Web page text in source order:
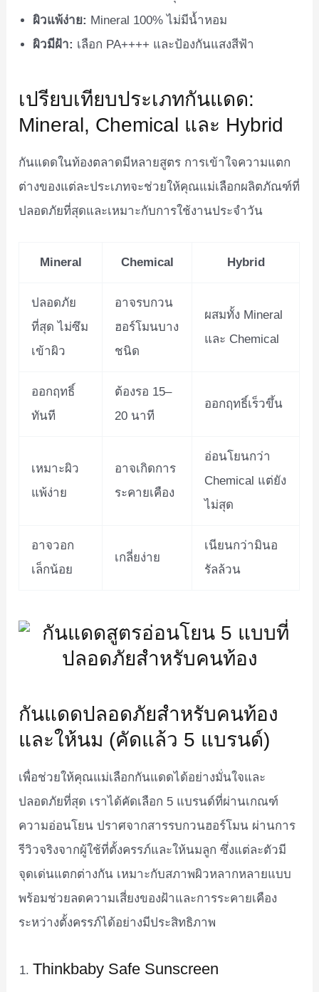
ผิวแพ้ง่าย: Mineral 100% ไม่มีน้ำหอม
ผิวมีฝ้า: เลือก PA++++ และป้องกันแสงสีฟ้า
เปรียบเทียบประเภทกันแดด:
Mineral, Chemical และ Hybrid
กันแดดในท้องตลาดมีหลายสูตร การเข้าใจความแตก
ต่างของแต่ละประเภทจะช่วยให้คุณแม่เลือกผลิตภัณฑ์ที่
ปลอดภัยที่สุดและเหมาะกับการใช้งานประจำวัน
Mineral Chemical Hybrid
ปลอดภัย
ที่สุด ไม่ซึม
เข้าผิว
อาจรบกวน
ฮอร์โมนบาง
ชนิด
ผสมทั้ง Mineral
และ Chemical
ออกฤทธิ์
ทันที
ต้องรอ 15–
20 นาที
ออกฤทธิ์เร็วขึ้น
เหมาะผิว
แพ้ง่าย
อาจเกิดการ
ระคายเคือง
อ่อนโยนกว่า
Chemical แต่ยัง
ไม่สุด
อาจวอก
เล็กน้อย
เกลี่ยง่าย
เนียนกว่ามินอ
รัลล้วน
กันแดดปลอดภัยสำหรับคนท้อง
และให้นม (คัดแล้ว 5 แบรนด์)
เพื่อช่วยให้คุณแม่เลือกกันแดดได้อย่างมั่นใจและ
ปลอดภัยที่สุด เราได้คัดเลือก 5 แบรนด์ที่ผ่านเกณฑ์
ความอ่อนโยน ปราศจากสารรบกวนฮอร์โมน ผ่านการ
รีวิวจริงจากผู้ใช้ที่ตั้งครรภ์และให้นมลูก ซึ่งแต่ละตัวมี
จุดเด่นแตกต่างกัน เหมาะกับสภาพผิวหลากหลายแบบ
พร้อมช่วยลดความเสี่ยงของฝ้าและการระคายเคือง
ระหว่างตั้งครรภ์ได้อย่างมีประสิทธิภาพ
Thinkbaby Safe Sunscreen